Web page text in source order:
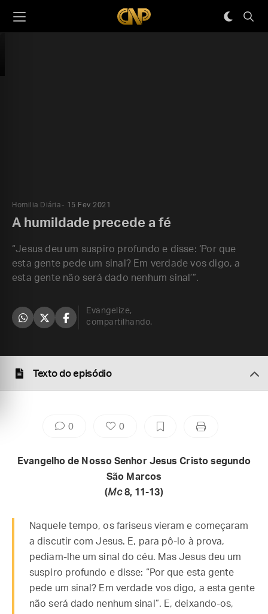
Homilia Diária 15 Fev 2021
A humildade precede a fé
“Jesus deu um suspiro profundo e disse: ‘Por que
esta gente pede um sinal? Em verdade vos digo, a
esta gente não será dado nenhum sinal’”.
Evangelize,
compartilhando.
Texto do episódio
0 0
Evangelho de Nosso Senhor Jesus Cristo segundo
São Marcos
(Mc8, 11-13)
Naquele tempo, os fariseus vieram e começaram
a discutir com Jesus. E, para pô-lo à prova,
pediam-lhe um sinal do céu. Mas Jesus deu um
suspiro profundo e disse: “Por que esta gente
pede um sinal? Em verdade vos digo, a esta gente
não será dado nenhum sinal”. E, deixando-os,